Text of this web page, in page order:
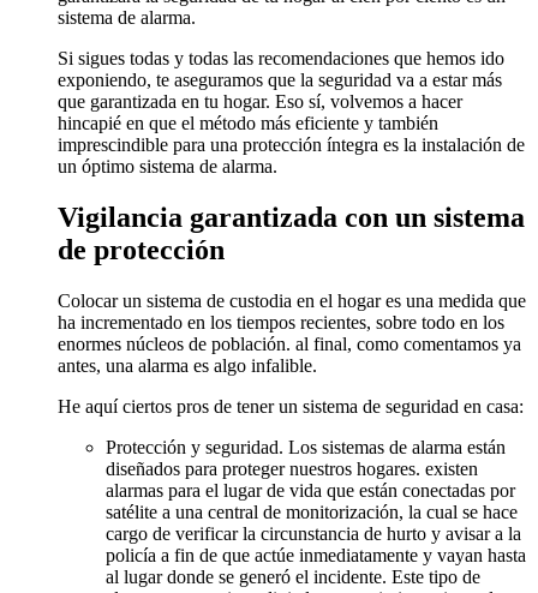
sistema de alarma.
Si sigues todas y todas las recomendaciones que hemos ido
exponiendo, te aseguramos que la seguridad va a estar más
que garantizada en tu hogar. Eso sí, volvemos a hacer
hincapié en que el método más eficiente y también
imprescindible para una protección íntegra es la instalación de
un óptimo sistema de alarma.
Vigilancia garantizada con un sistema
de protección
Colocar un sistema de custodia en el hogar es una medida que
ha incrementado en los tiempos recientes, sobre todo en los
enormes núcleos de población. al final, como comentamos ya
antes, una alarma es algo infalible.
He aquí ciertos pros de tener un sistema de seguridad en casa:
Protección y seguridad. Los sistemas de alarma están
diseñados para proteger nuestros hogares. existen
alarmas para el lugar de vida que están conectadas por
satélite a una central de monitorización, la cual se hace
cargo de verificar la circunstancia de hurto y avisar a la
policía a fin de que actúe inmediatamente y vayan hasta
al lugar donde se generó el incidente. Este tipo de